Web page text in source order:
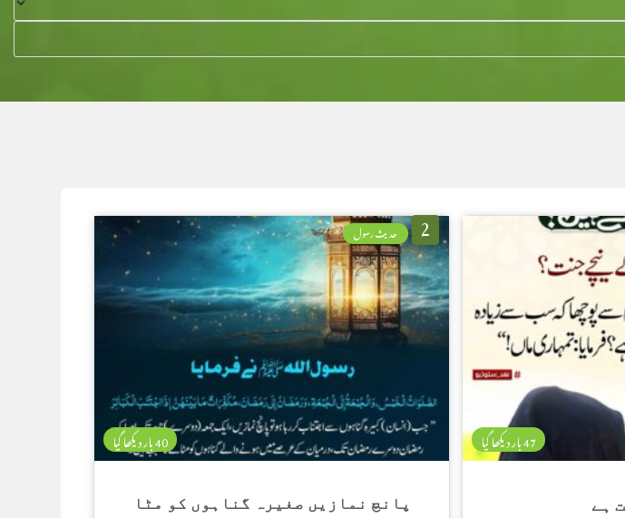
47 بار دیکھا گیا
ہے
2 حدیث رسول
40 بار دیکھا گیا
پانچ نمازیں صغیرہ گناہوں کو مٹا